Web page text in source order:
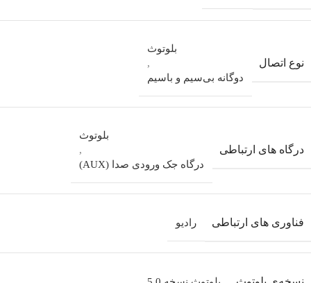
نوع اتصال
بلوتوث
,
دوگانه بی‌سیم و باسیم
درگاه های ارتباطی
بلوتوث
,
درگاه جک ورودی صدا (AUX)
فناوری های ارتباطی رادیو